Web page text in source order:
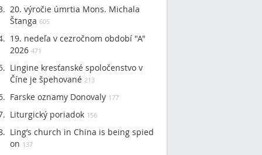
20. výročie úmrtia Mons. Michala
Štanga 605
19. nedeľa v cezročnom období "A"
2026 471
Lingine kresťanské spoločenstvo v
Číne je špehované 213
Farske oznamy Donovaly 177
Liturgický poriadok 156
Ling’s church in China is being spied
on 137